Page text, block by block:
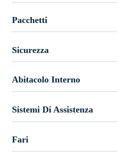
Pacchetti
Sicurezza
Abitacolo Interno
Sistemi Di Assistenza
Fari